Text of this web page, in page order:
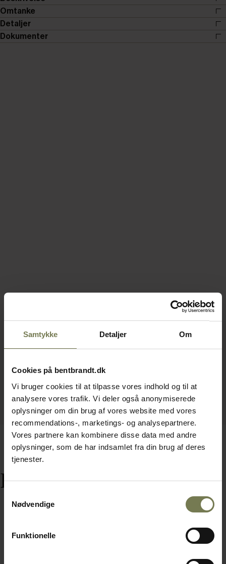
Samtykke Detaljer Om
Cookies på bentbrandt.dk
Vi bruger cookies til at tilpasse vores indhold og til at
analysere vores trafik. Vi deler også anonymiserede
oplysninger om din brug af vores website med vores
recommendations-, marketings- og analysepartnere.
Vores partnere kan kombinere disse data med andre
oplysninger, som de har indsamlet fra din brug af deres
tjenester.
Nødvendige
Funktionelle
Omtanke
Detaljer
Dokumenter
Relaterede varer